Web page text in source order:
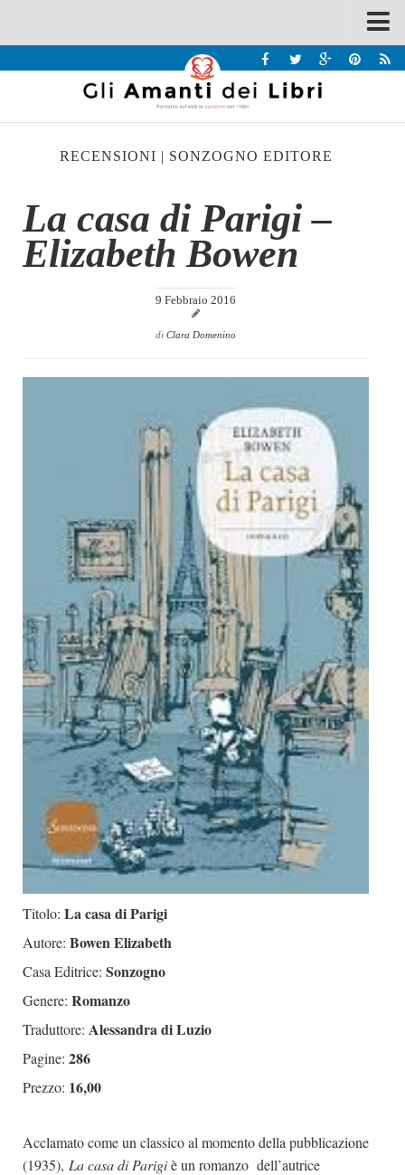
Recensioni
Interviste & Incontri
Bandi
Chi siamo
Contatti
Rassegna Stampa
Autori
Generi
Case editrici
Partnership
Giallo Stresa
Premio Chiara
Tabù Festival 2014
A Tutto Volume
Salone di Torino
Marketing
RECENSIONI | SONZOGNO EDITORE
La casa di Parigi –
Elizabeth Bowen
9 Febbraio 2016
di Clara Domenino
Titolo: La casa di Parigi
Autore: Bowen Elizabeth
Casa Editrice: Sonzogno
Genere: Romanzo
Traduttore: Alessandra di Luzio
Pagine: 286
Prezzo: 16,00
Acclamato come un classico al momento della pubblicazione
(1935), La casa di Parigiè un romanzo dell’autrice